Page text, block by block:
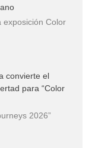
exposición Color
convierte el
para “Color
2026”